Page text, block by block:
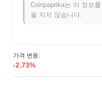
가격 변동:
-2.73%
후, CraftCoin은 2021년
에 공식적으로 진입했습니
한 접근을 보장하고자 했습
CraftCoin의 생태계를 구
Coinpaprika는 이 정보
을 지지 않습니다.